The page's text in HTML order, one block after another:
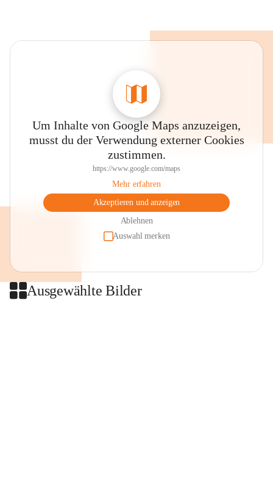
Um Inhalte von Google Maps anzuzeigen,
musst du der Verwendung externer Cookies
zustimmen.
https://www.google.com/maps
Mehr erfahren
Akzeptieren und anzeigen
Ablehnen
Auswahl merken
Ausgewählte Bilder